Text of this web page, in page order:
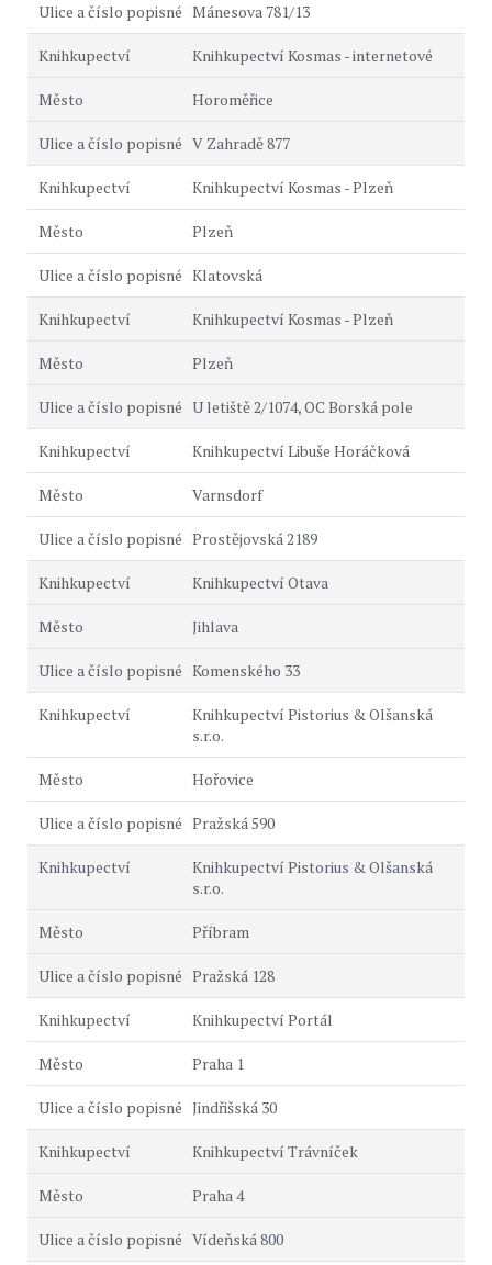
Mánesova 781/13
Knihkupectví Kosmas - internetové
Horoměřice
V Zahradě 877
Knihkupectví Kosmas - Plzeň
Plzeň
Klatovská
Knihkupectví Kosmas - Plzeň
Plzeň
U letiště 2/1074, OC Borská pole
Knihkupectví Libuše Horáčková
Varnsdorf
Prostějovská 2189
Knihkupectví Otava
Jihlava
Komenského 33
Knihkupectví Pistorius & Olšanská
s.r.o.
Hořovice
Pražská 590
Knihkupectví Pistorius & Olšanská
s.r.o.
Příbram
Pražská 128
Knihkupectví Portál
Praha 1
Jindřišská 30
Knihkupectví Trávníček
Praha 4
Vídeňská 800